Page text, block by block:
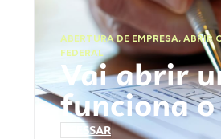
ABERTURA DE EMPRESA,ABRIR
FEDERAL
Vai abrir
funciona o
ACESSAR